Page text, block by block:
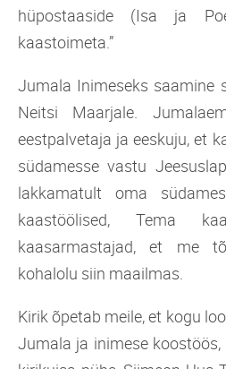
hüpostaaside (Isa ja
kaastoimeta.”
Jumala Inimeseks saamine
Neitsi Maarjale.
eestpalvetaja ja eeskuju, et
südamesse vastu
lakkamatult oma
kaastöölised, Tema
kaasarmastajad, et me
kohalolu siin maailmas.
Kirik õpetab meile, et kogu
Jumala ja inimese